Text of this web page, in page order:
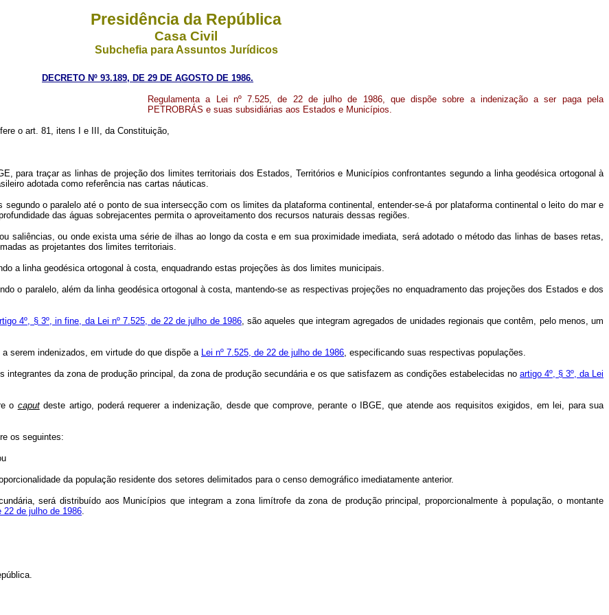
Presidência da República
Casa Civil
Subchefia para Assuntos Jurídicos
DECRETO Nº 93.189, DE 29 DE AGOSTO DE 1986.
Regulamenta a Lei nº 7.525, de 22 de julho de 1986, que dispõe sobre a indenização a ser paga pela
PETROBRÁS e suas subsidiárias aos Estados e Municípios.
o art. 81, itens I e III, da Constituição,
para traçar as linhas de projeção dos limites territoriais dos Estados, Territórios e Municípios confrontantes segundo a linha geodésica ortogonal à
adotada como referência nas cartas náuticas.
o paralelo até o ponto de sua intersecção com os limites da plataforma continental, entender-se-á por plataforma continental o leito do mar e
das águas sobrejacentes permita o aproveitamento dos recursos naturais dessas regiões.
saliências, ou onde exista uma série de ilhas ao longo da costa e em sua proximidade imediata, será adotado o método das linhas de bases retas,
as projetantes dos limites territoriais.
a linha geodésica ortogonal à costa, enquadrando estas projeções às dos limites municipais.
o paralelo, além da linha geodésica ortogonal à costa, mantendo-se as respectivas projeções no enquadramento das projeções dos Estados e dos
4º, § 3º, in fine, da Lei nº 7.525, de 22 de julho de 1986, são aqueles que integram agregados de unidades regionais que contêm, pelo menos, um
serem indenizados, em virtude do que dispõe a Lei nº 7.525, de 22 de julho de 1986, especificando suas respectivas populações.
da zona de produção principal, da zona de produção secundária e os que satisfazem as condições estabelecidas no artigo 4º, § 3º, da Lei
o caput deste artigo, poderá requerer a indenização, desde que comprove, perante o IBGE, que atende aos requisitos exigidos, em lei, para sua
os seguintes:
da população residente dos setores delimitados para o censo demográfico imediatamente anterior.
será distribuído aos Municípios que integram a zona limítrofe da zona de produção principal, proporcionalmente à população, o montante
22 de julho de 1986.